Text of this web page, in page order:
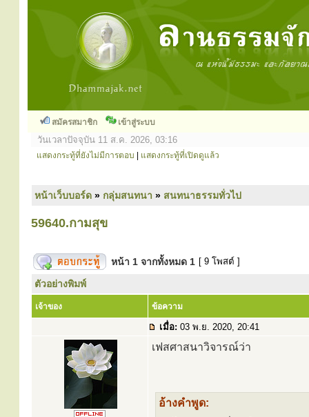
สมัครสมาชิก เข้าสู่ระบบ
วันเวลาปัจจุบัน 11 ส.ค. 2026, 03:16
แสดงกระทู้ที่ยังไม่มีการตอบ แสดงกระทู้ที่เปิดดูแล้ว
หน้าเว็บบอร์ด » กลุ่มสนทนา » สนทนาธรรมทั่วไป
59640.กามสุข
หน้า 1 จากทั้งหมด 1 [ 9 โพสต์ ]
ตัวอย่างพิมพ์
เจ้าของ ข้อความ
เมื่อ: 03 พ.ย. 2020, 20:41
เฟสศาสนาวิจารณ์ว่า
อ้างคำพูด: